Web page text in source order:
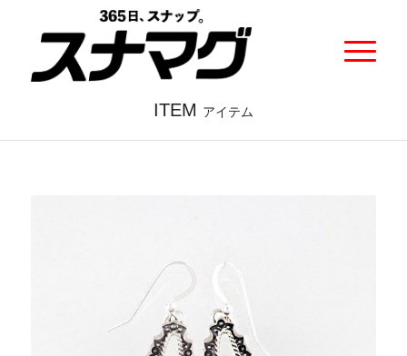
ITEM アイテム